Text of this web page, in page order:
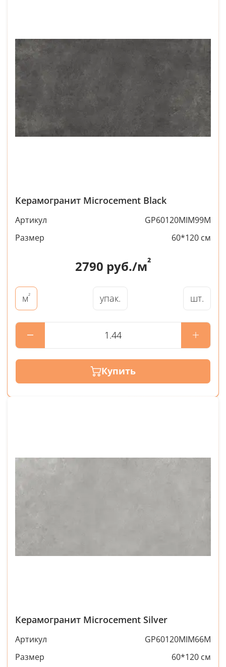
Керамогранит Microcement Black
Артикул
GP60120MIM99M
Размер
60*120 см
2790 руб./м²
м² упак. шт.
Купить
Керамогранит Microcement Silver
Артикул
GP60120MIM66M
Размер
60*120 см